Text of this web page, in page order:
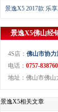
景逸X5 2017款 乐
景逸X5佛山经
4S店： 佛山市协力
电话： 0757-
地址：佛山市佛山
景逸X5相关文章